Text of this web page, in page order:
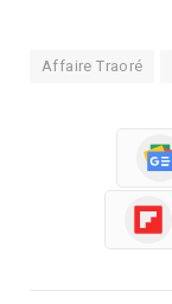
Affaire Traoré